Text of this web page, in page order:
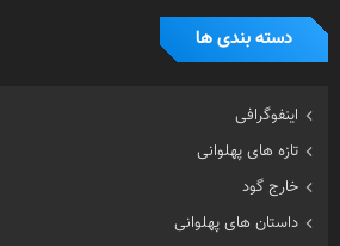
دسته بندی ها
اینفوگرافی
تازه های پهلوانی
خارج گود
داستان های پهلوانی